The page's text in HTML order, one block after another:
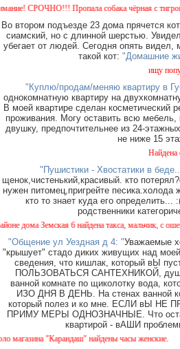
СРОЧНО!!! Пропала собака чёрная с тигровым,
Во втором подъезде 23 дома прячется
сиамский, но с длинной шерстью.
убегает от людей. Сегодня опять видел,
такой кот: "Домашние
ищу
"Куплю/продам/меняю квартиру в
однокомнатную квартиру на
В моей квартире сделан косметический
проживания. Могу оставить всю
двушку, предпочтительнее из 24-
не ниже 15
Найдена
"Пушистики - Хвостатики в
щенок,чистенький,красивый. кто
нужен питомец,пригрейте
кто то знает куда его определить...
родственники
дома Земская 6 найдена такса, мальчик, с
"Общение ул Уездная д 4: "Уважаемые
"крышует" стадо диких живущих над
сведения, что кишлак, который вЫ
ПОЛЬЗОВАТЬСЯ САНТЕХНИКОЙ, душ
ванной комнате по щиколотку вода,
ИЗО ДНЯ В ДЕНЬ. На стенах ванной
который полез и ко мне. ЕСЛИ вЫ
ПРИМУ МЕРЫ ОДНОЗНАЧНЫЕ. Что
квартирой - вАШИ
"Карандаш" найдены часы женские.